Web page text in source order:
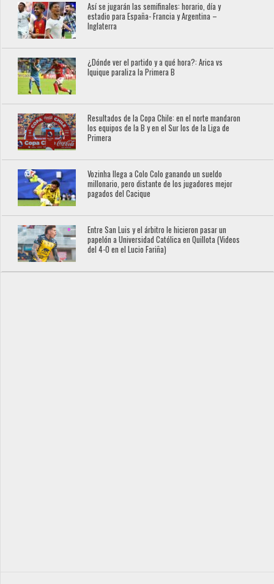
Así se jugarán las semifinales: horario, día y
estadio para España- Francia y Argentina –
Inglaterra
¿Dónde ver el partido y a qué hora?: Arica vs
Iquique paraliza la Primera B
Resultados de la Copa Chile: en el norte mandaron
los equipos de la B y en el Sur los de la Liga de
Primera
Vozinha llega a Colo Colo ganando un sueldo
millonario, pero distante de los jugadores mejor
pagados del Cacique
Entre San Luis y el árbitro le hicieron pasar un
papelón a Universidad Católica en Quillota (Videos
del 4-0 en el Lucio Fariña)